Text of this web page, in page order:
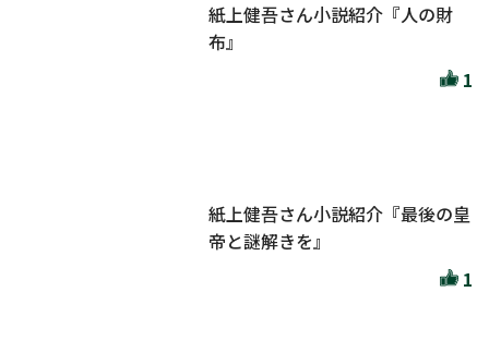
紙上健吾さん小説紹介『人の財
布』
1
紙上健吾さん小説紹介『最後の皇
帝と謎解きを』
1